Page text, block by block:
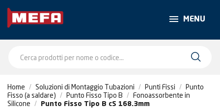
MENU
Home Soluzioni di Montaggio Tubazioni Punti Fissi
Punto
Fisso (a saldare)
Punto Fisso Tipo B
Fonoassorbente in
Silicone
Punto Fisso Tipo B cS 168.3mm